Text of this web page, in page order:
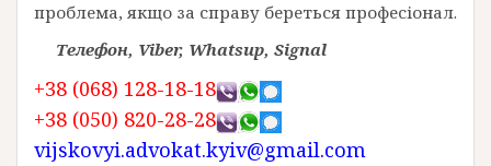
проблема, якщо за справу береться професіонал.
Телефон, Viber, Whatsup, Signal
+38 (068) 128-18-18
+38 (050) 820-28-28
vijskovyi.advokat.kyiv@gmail.com